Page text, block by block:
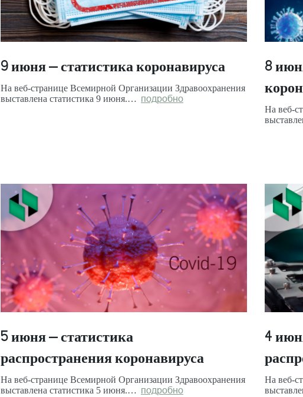
9 июня – статистика коронавируса
На веб-странице Всемирной Организации Здравоохранения
выставлена статистика 9 июня.… подробно
8
На веб-
5 июня – статистика
распространения коронавируса
На веб-странице Всемирной Организации Здравоохранения
выставлена статистика 5 июня.… подробно
4
На веб-